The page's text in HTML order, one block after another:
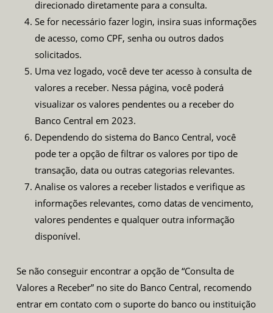
direcionado diretamente para a consulta.
Se for necessário fazer login, insira suas informações
de acesso, como CPF, senha ou outros dados
solicitados.
Uma vez logado, você deve ter acesso à consulta de
valores a receber. Nessa página, você poderá
visualizar os valores pendentes ou a receber do
Banco Central em 2023.
Dependendo do sistema do Banco Central, você
pode ter a opção de filtrar os valores por tipo de
transação, data ou outras categorias relevantes.
Analise os valores a receber listados e verifique as
informações relevantes, como datas de vencimento,
valores pendentes e qualquer outra informação
disponível.
Se não conseguir encontrar a opção de “Consulta de
Valores a Receber” no site do Banco Central, recomendo
entrar em contato com o suporte do banco ou instituição